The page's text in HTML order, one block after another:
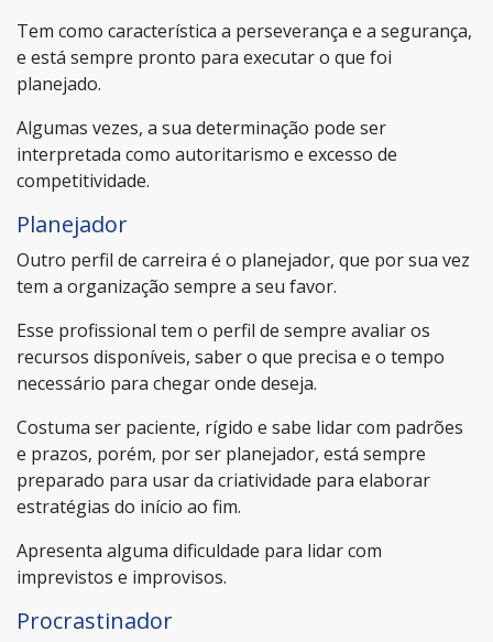
Tem como característica a perseverança e a segurança,
e está sempre pronto para executar o que foi
planejado.
Algumas vezes, a sua determinação pode ser
interpretada como autoritarismo e excesso de
competitividade.
Planejador
Outro perfil de carreira é o planejador, que por sua vez
tem a organização sempre a seu favor.
Esse profissional tem o perfil de sempre avaliar os
recursos disponíveis, saber o que precisa e o tempo
necessário para chegar onde deseja.
Costuma ser paciente, rígido e sabe lidar com padrões
e prazos, porém, por ser planejador, está sempre
preparado para usar da criatividade para elaborar
estratégias do início ao fim.
Apresenta alguma dificuldade para lidar com
imprevistos e improvisos.
Procrastinador